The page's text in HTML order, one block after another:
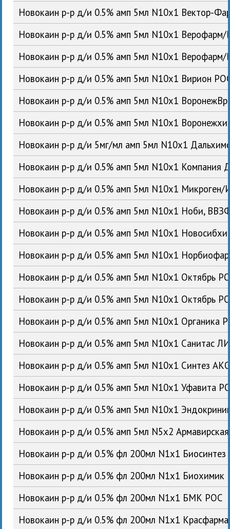
Новокаин р-р д/и 0.5% амп 5мл N10x1 Вектор-
Новокаин р-р д/и 0.5% амп 5мл N10x1 Верофарм/
Новокаин р-р д/и 0.5% амп 5мл N10x1
Новокаин р-р д/и 0.5% амп 5мл N10x1 Вирион
Новокаин р-р д/и 0.5% амп 5мл N10x1
Новокаин р-р д/и 0.5% амп 5мл N10x1
Новокаин р-р д/и 5мг/мл амп 5мл N10x1
Новокаин р-р д/и 0.5% амп 5мл N10x1 Компания
Новокаин р-р д/и 0.5% амп 5мл N10x1
Новокаин р-р д/и 0.5% амп 5мл N10x1 Ноби,
Новокаин р-р д/и 0.5% амп 5мл N10x1
Новокаин р-р д/и 0.5% амп 5мл N10x1
Новокаин р-р д/и 0.5% амп 5мл N10x1 Октябрь
Новокаин р-р д/и 0.5% амп 5мл N10x1 Октябрь
Новокаин р-р д/и 0.5% амп 5мл N10x1 Органика
Новокаин р-р д/и 0.5% амп 5мл N10x1 Санитас
Новокаин р-р д/и 0.5% амп 5мл N10x1 Синтез
Новокаин р-р д/и 0.5% амп 5мл N10x1 Уфавита
Новокаин р-р д/и 0.5% амп 5мл N10x1
Новокаин р-р д/и 0.5% амп 5мл N5x2
Новокаин р-р д/и 0.5% фл 200мл N1x1
Новокаин р-р д/и 0.5% фл 200мл N1x1 Биохимик
Новокаин р-р д/и 0.5% фл 200мл N1x1 БМК РОС
Новокаин р-р д/и 0.5% фл 200мл N1x1